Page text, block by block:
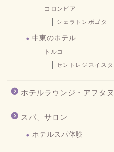
コロンビア
シェラトンボゴタ
中東のホテル
トルコ
セントレジスイス
ホテルラウンジ・アフタ
スパ、サロン
ホテルスパ体験